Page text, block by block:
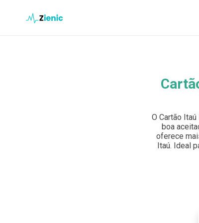
Pulsa Enter para buscar o ESC para cerrar.
O Cartão
boa
oferece
Itaú. Ideal